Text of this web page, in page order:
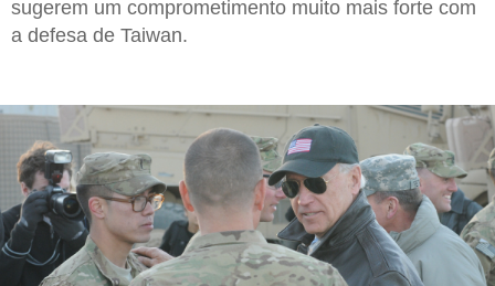
sugerem um comprometimento muito mais forte com
a defesa de Taiwan.